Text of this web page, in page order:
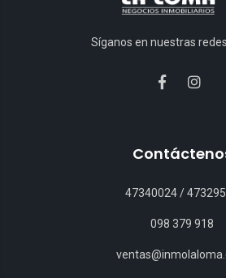
Síganos en nuestras
47340024/
098 379 918